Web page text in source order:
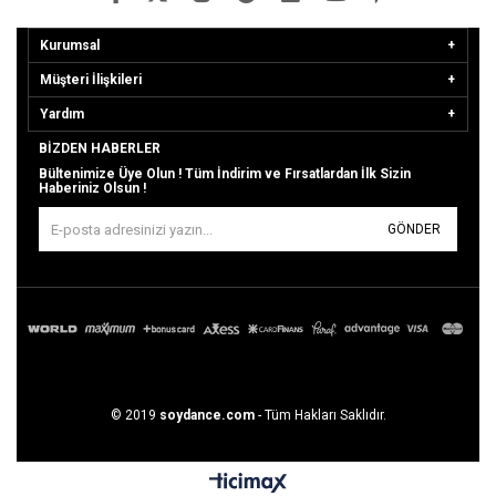
Kurumsal
Müşteri İlişkileri
Yardım
BIZDEN HABERLER
Bültenimize Üye Olun ! Tüm İndirim ve Fırsatlardan İlk Sizin
Haberiniz Olsun !
GÖNDER
© 2019 soydance.com- Tüm Hakları Saklıdır.